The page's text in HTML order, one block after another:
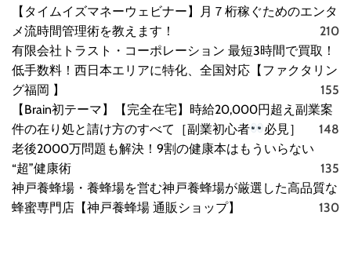
解
【タイムイズマネーウェビナー】月７桁稼ぐためのエンタ
メ流時間管理術を教えます！
210
有限会社トラスト・コーポレーション 最短3時間で買取！
低手数料！西日本エリアに特化、全国対応【ファクタリン
グ福岡 】
155
【Brain初テーマ】【完全在宅】時給20,000円超え副業案
件の在り処と請け方のすべて［副業初心者
必見］
148
老後2000万問題も解決！9割の健康本はもういらない
“超”健康術
135
神戸養蜂場・養蜂場を営む神戸養蜂場が厳選した高品質な
蜂蜜専門店【神戸養蜂場 通販ショップ】
130